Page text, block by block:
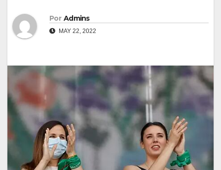
Por Admins
MAY 22, 2022